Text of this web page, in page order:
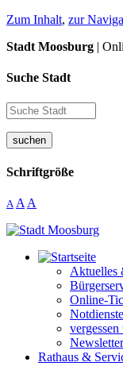
Zum Inhalt, zur
Stadt Moosburg |
Suche Stadt
suchen
Schriftgröße
A A A
Aktuelles
Online-
Notdienste
Newsletter
Rathaus &